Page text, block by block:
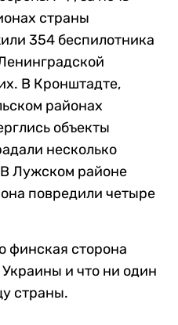
страны
354 беспилотника
В Кронштадте,
районах
объекты
несколько
Лужском районе
повредили четыре
финская сторона
и что ни один
страны.